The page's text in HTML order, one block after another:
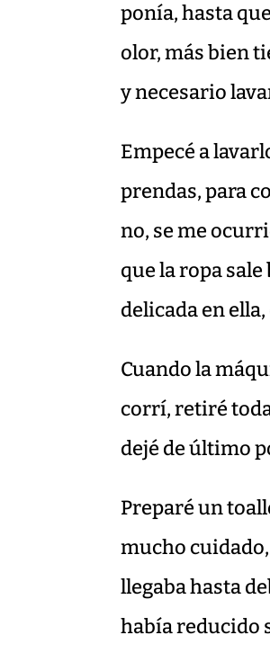
ponía, hasta
olor, más bien
y necesario
Empecé a
prendas, para
no, se me
que la ropa
delicada en
Cuando la
corrí, retiré
dejé de último
Preparé un
mucho
llegaba hasta
había reducido